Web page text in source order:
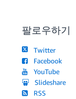
팔로우하기
Twitter
Facebook
YouTube
Slideshare
RSS